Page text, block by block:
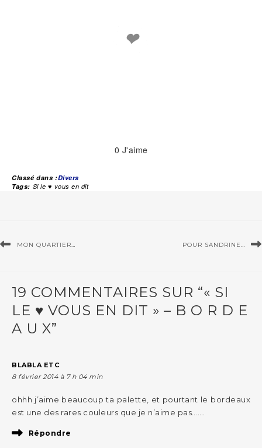
❤
0 J'aime
Classé dans :Divers
Tags: Si le ♥ vous en dit
MON QUARTIER… POUR SANDRINE…
19 COMMENTAIRES SUR “« SI
LE ♥ VOUS EN DIT » – B O R D E
A U X”
BLABLA ETC
8 février 2014 à 7 h 04 min
ohhh j’aime beaucoup ta palette, et pourtant le bordeaux
est une des rares couleurs que je n’aime pas…….
Répondre